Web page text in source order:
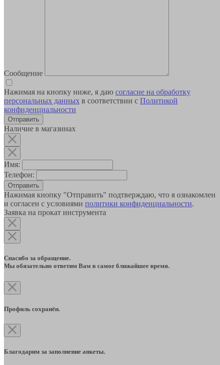
Сообщение
Нажимая на кнопку ниже, я даю согласие на обработку
персональных данных в соответствии с Политикой
конфиденциальности
Наличие в магазинах
Имя:
Телефон:
Отправить
Нажимая кнопку "Отправить" подтверждаю, что я ознакомлен
и согласен с условиями политики конфиденциальности.
Заявка на прокат инструмента
Спасибо за обращение.
Мы обязательно ответим Вам в самое ближайшее время.
Профиль сохранён.
Благодарим за заполнение анкеты.